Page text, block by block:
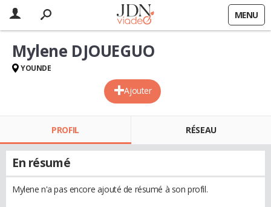
MENU
Ajouter
Mylene DJOUEGUO
YOUNDE
PROFIL RÉSEAU
En résumé
Mylene n'a pas encore ajouté de résumé à son profil.